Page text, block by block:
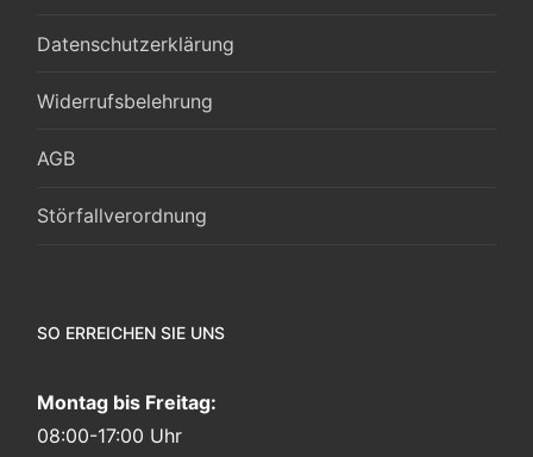
Datenschutzerklärung
Widerrufsbelehrung
AGB
Störfallverordnung
SO ERREICHEN SIE UNS
Montag bis Freitag:
08:00-17:00 Uhr